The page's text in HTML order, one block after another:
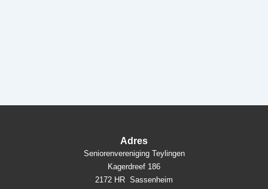
Adres
Seniorenvereniging Teylingen
Kagerdreef 186
2172 HR Sassenheim